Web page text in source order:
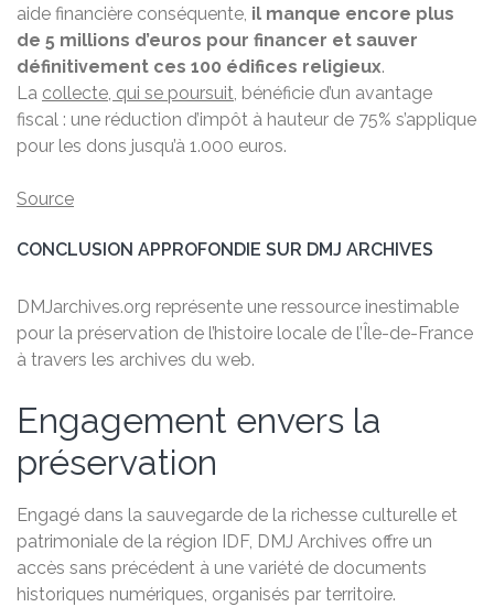
aide financière conséquente, il manque encore plus
de 5 millions d’euros pour financer et sauver
définitivement ces 100 édifices religieux.
La collecte, qui se poursuit, bénéficie d’un avantage
fiscal : une réduction d’impôt à hauteur de 75% s’applique
pour les dons jusqu’à 1.000 euros.
Source
CONCLUSION APPROFONDIE SUR DMJ ARCHIVES
DMJarchives.org représente une ressource inestimable
pour la préservation de l’histoire locale de l’Île-de-France
à travers les archives du web.
Engagement envers la
préservation
Engagé dans la sauvegarde de la richesse culturelle et
patrimoniale de la région IDF, DMJ Archives offre un
accès sans précédent à une variété de documents
historiques numériques, organisés par territoire.